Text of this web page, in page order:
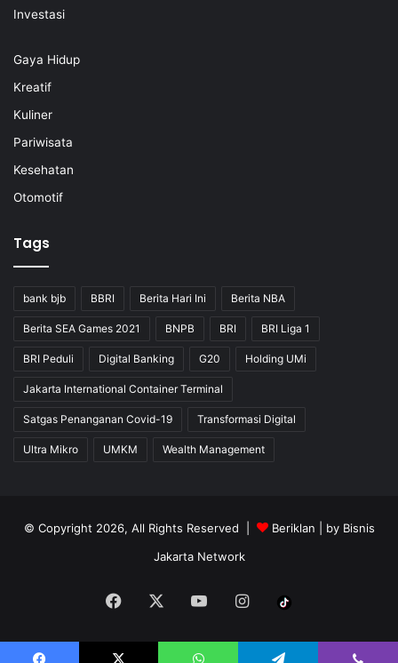
Investasi
Gaya Hidup
Kreatif
Kuliner
Pariwisata
Kesehatan
Otomotif
Tags
bank bjb BBRI Berita Hari Ini Berita NBA
Berita SEA Games 2021 BNPB BRI BRI Liga 1
BRI Peduli Digital Banking G20 Holding UMi
Jakarta International Container Terminal
Satgas Penanganan Covid-19 Transformasi Digital
Ultra Mikro UMKM Wealth Management
© Copyright 2026, All Rights Reserved | Beriklan | by Bisnis
Jakarta Network
Facebook YouTubeInstagram